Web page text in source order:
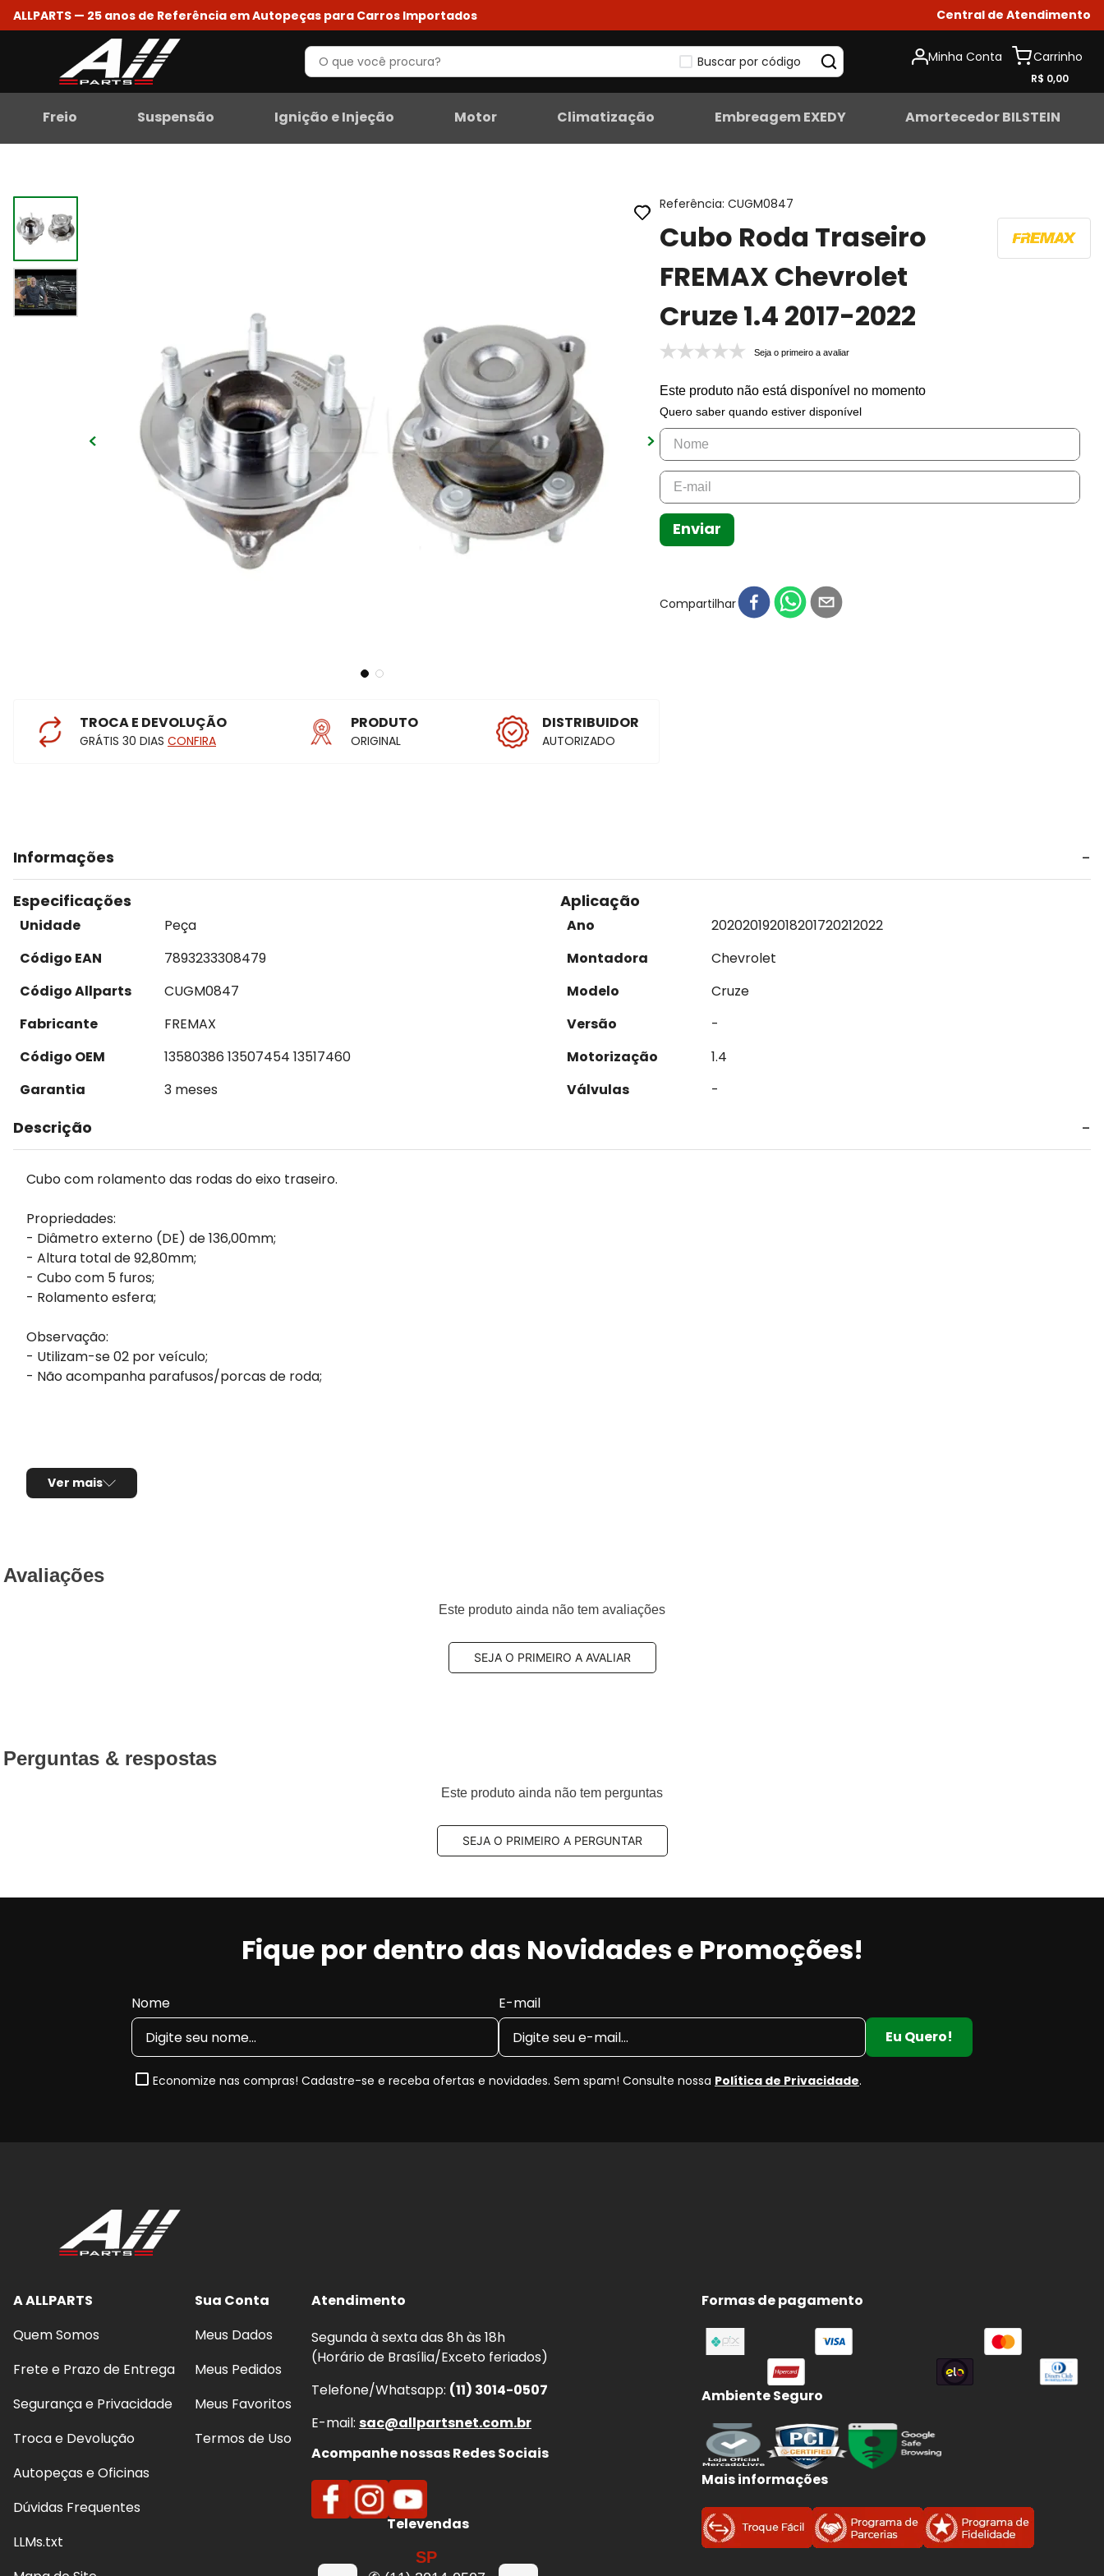
ALLPARTS — 25 anos de Referência em Autopeças para Carros Importados Central de Atendimento
Buscar por código Minha Conta
R$ 0,00
Freio Suspensão Ignição e Injeção Motor Climatização Embreagem EXEDY Amortecedor BILSTEIN
TROCA E DEVOLUÇÃO
GRÁTIS 30 DIAS CONFIRA
PRODUTO
ORIGINAL
DISTRIBUIDOR
AUTORIZADO
Referência:CUGM0847
Cubo Roda Traseiro
FREMAX Chevrolet
Cruze 1.4 2017-2022
Seja o primeiro a avaliar
Este produto não está disponível no momento
Quero saber quando estiver disponível
Enviar
Compartilhar
Informações
Especificações
Unidade
Peça
Código EAN
7893233308479
Código Allparts
CUGM0847
Fabricante
FREMAX
Código OEM
13580386 13507454 13517460
Garantia
3 meses
Aplicação
Ano 202020192018201720212022
Montadora
Chevrolet
Modelo
Cruze
Versão
-
Motorização
1.4
Válvulas
-
Descrição
Cubo com rolamento das rodas do eixo traseiro.
Propriedades:
- Diâmetro externo (DE) de 136,00mm;
- Altura total de 92,80mm;
- Cubo com 5 furos;
- Rolamento esfera;
Observação:
- Utilizam-se 02 por veículo;
- Não acompanha parafusos/porcas de roda;
Ver mais
Avaliações
Este produto ainda não tem avaliações
SEJA O PRIMEIRO A AVALIAR
Perguntas & respostas
Este produto ainda não tem perguntas
SEJA O PRIMEIRO A PERGUNTAR
Fique por dentro das Novidades e Promoções!
Nome
E-mail
Eu Quero!
Economize nas compras! Cadastre-se e receba ofertas e novidades. Sem spam! Consulte nossa Política de Privacidade.
A ALLPARTS
Quem Somos
Frete e Prazo de Entrega
Segurança e Privacidade
Troca e Devolução
Autopeças e Oficinas
Dúvidas Frequentes
LLMs.txt
Sua Conta
Meus Dados
Meus Pedidos
Meus Favoritos
Termos de Uso
Atendimento
Segunda à sexta das 8h às 18h
(Horário de Brasília/Exceto feriados)
Telefone/Whatsapp: (11) 3014-0507
E-mail: sac@allpartsnet.com.br
Acompanhe nossas Redes Sociais
Televendas
SP
Formas de pagamento
Ambiente Seguro
Mais informações